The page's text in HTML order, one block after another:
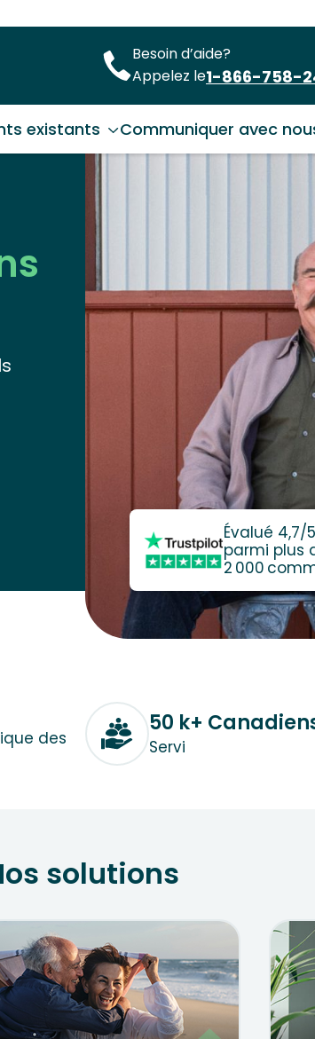
Besoin d’aide?
Appelez le1-866-758-
existants Communiquer avec
Évalué 4,7/
parmi plus
2 000
des
50 k+
Servi
solutions